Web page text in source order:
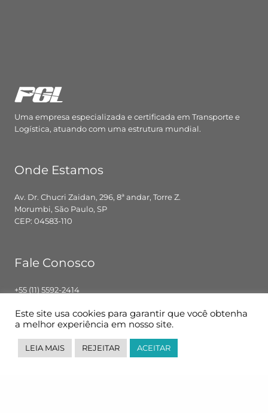
Uma empresa especializada e certificada em Transporte e
Logística, atuando com uma estrutura mundial.
Onde Estamos
Av. Dr. Chucri Zaidan, 296, 8ª andar, Torre Z.
Morumbi, São Paulo, SP
CEP: 04583-110
Fale Conosco
+55 (11) 5592-2414
Segunda – Sexta: 8h00 – 18h00
Siga-nos
Este site usa cookies para garantir que você obtenha
a melhor experiência em nosso site.
LEIA MAIS REJEITAR ACEITAR